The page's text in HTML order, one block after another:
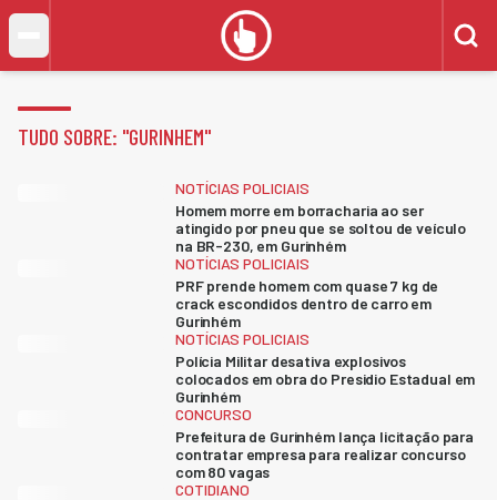
TUDO SOBRE: "GURINHEM"
NOTÍCIAS POLICIAIS
Homem morre em borracharia ao ser
atingido por pneu que se soltou de veículo
na BR-230, em Gurinhém
NOTÍCIAS POLICIAIS
PRF prende homem com quase 7 kg de
crack escondidos dentro de carro em
Gurinhém
NOTÍCIAS POLICIAIS
Polícia Militar desativa explosivos
colocados em obra do Presidio Estadual em
Gurinhém
CONCURSO
Prefeitura de Gurinhém lança licitação para
contratar empresa para realizar concurso
com 80 vagas
COTIDIANO